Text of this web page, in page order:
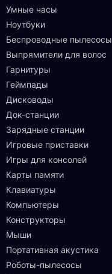
Умные часы
Ноутбуки
Беспроводные пылесосы
Выпрямители для волос
Гарнитуры
Геймпады
Дисководы
Док-станции
Зарядные станции
Игровые приставки
Игры для консолей
Карты памяти
Клавиатуры
Компьютеры
Конструкторы
Мыши
Портативная акустика
Роботы-пылесосы